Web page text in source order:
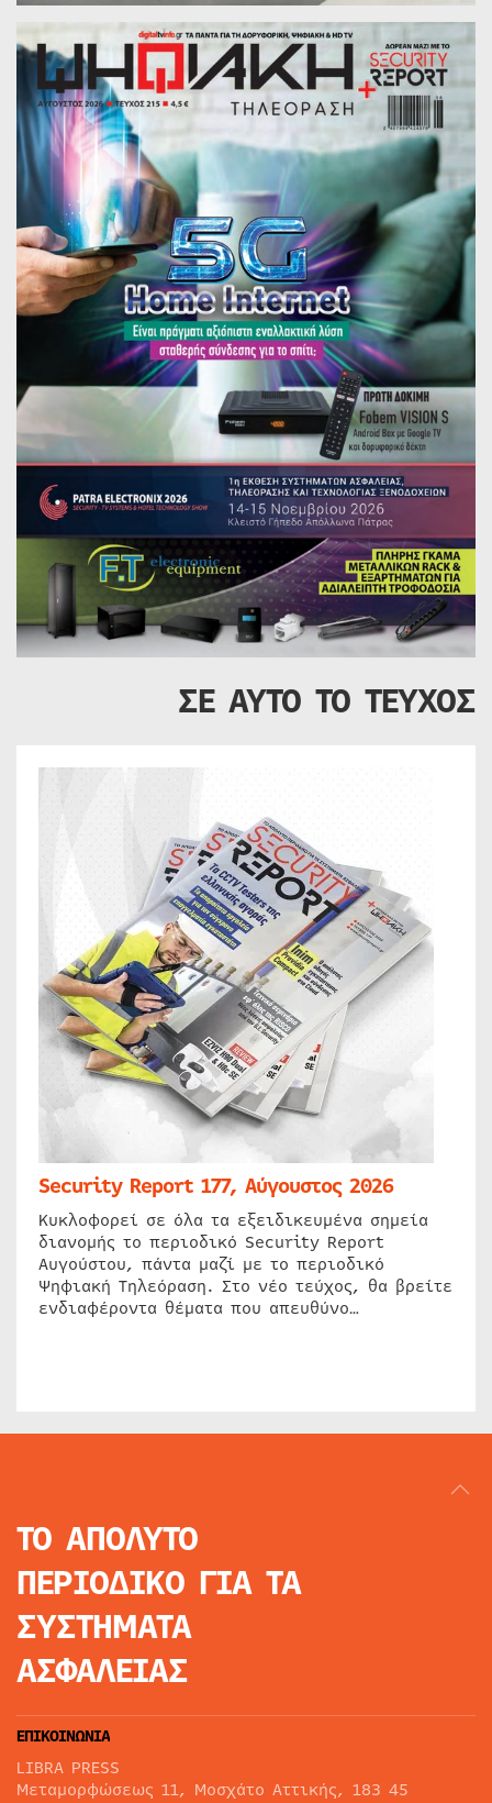
ΣΕ ΑΥΤΟ ΤΟ ΤΕΥΧΟΣ
Security Report 177, Αύγουστος 2026
Κυκλοφορεί σε όλα τα εξειδικευμένα σημεία
διανομής το περιοδικό Security Report
Αυγούστου, πάντα μαζί με το περιοδικό
Ψηφιακή Τηλεόραση. Στο νέο τεύχος, θα βρείτε
ενδιαφέροντα θέματα που απευθύνο…
ΤΟ ΑΠΟΛΥΤΟ
ΠΕΡΙΟΔΙΚΟ ΓΙΑ ΤΑ
ΣΥΣΤΗΜΑΤΑ
ΑΣΦΑΛΕΙΑΣ
ΕΠΙΚΟΙΝΩΝΙΑ
LIBRA PRESS
Μεταμορφώσεως 11, Μοσχάτο Αττικής, 183 45